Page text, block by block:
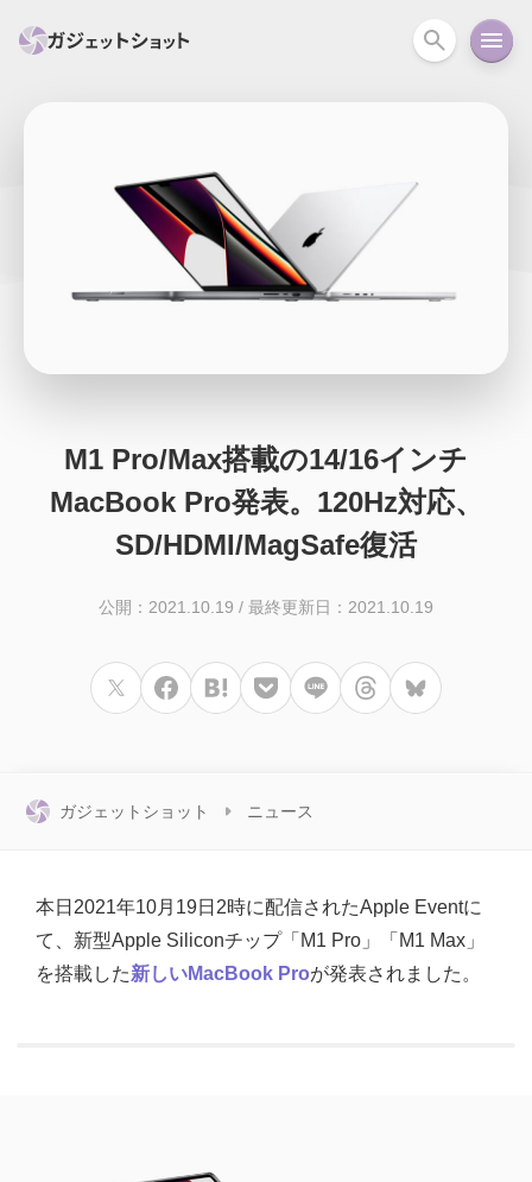
スマホ カメラ
スマートホーム アクションカメラ
iPhone iPad Mac Android コラム
M1 Pro/Max搭載の14/16インチ
MacBook Pro発表。120Hz対応、
SD/HDMI/MagSafe復活
公開：2021.10.19 / 最終更新日：2021.10.19
ガジェットショット ニュース
本日2021年10月19日2時に配信されたApple Eventに
て、新型Apple Siliconチップ「M1 Pro」「M1 Max」
を搭載した新しいMacBook Proが発表されました。